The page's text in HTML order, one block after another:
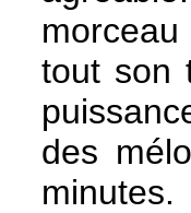
tout son
des
minutes.